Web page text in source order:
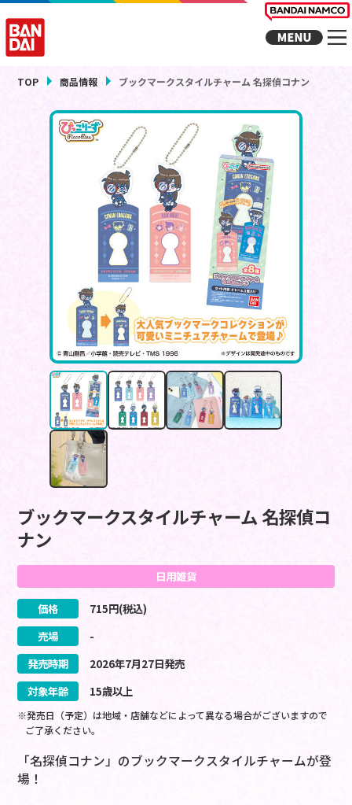
TOP 商品情報 ブックマークスタイルチャーム 名探偵コナン
ブックマークスタイルチャーム 名探偵コ
ナン
日用雑貨
価格 715円(税込)
売場
-
発売時期
2026年7月27日発売
対象年齢
15歳以上
※発売日（予定）は地域・店舗などによって異なる場合がございますので
ご了承ください。
「名探偵コナン」のブックマークスタイルチャームが登
場！